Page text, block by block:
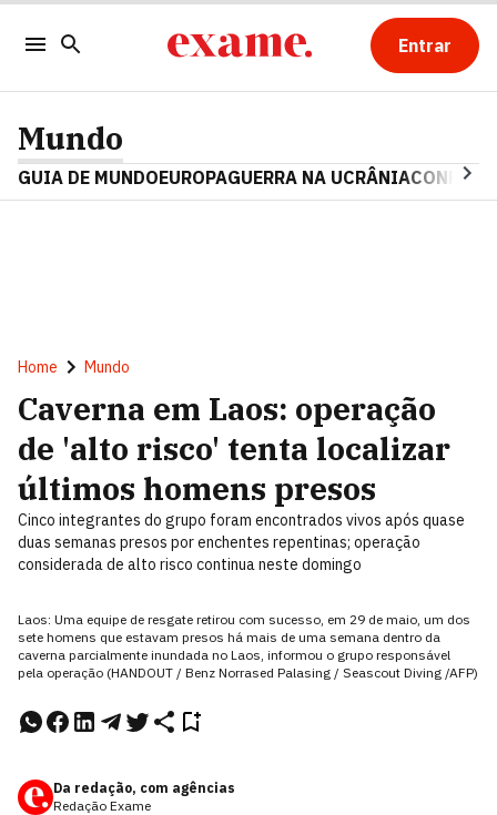
Entrar
Mundo
GUIA DE MUNDOEUROPAGUERRA NA UCRÂNIA
Home Mundo
Caverna em Laos: operação
de 'alto risco' tenta localizar
últimos homens presos
Cinco integrantes do grupo foram encontrados vivos após quase
duas semanas presos por enchentes repentinas; operação
considerada de alto risco continua neste domingo
Laos: Uma equipe de resgate retirou com sucesso, em 29 de maio, um dos
sete homens que estavam presos há mais de uma semana dentro da
caverna parcialmente inundada no Laos, informou o grupo responsável
pela operação (HANDOUT / Benz Norrased Palasing / Seascout Diving /AFP)
Da redação, com agências
Redação Exame